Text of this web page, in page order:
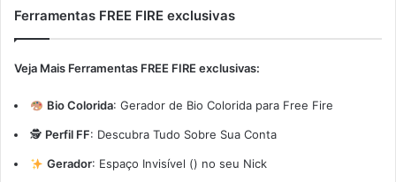
Ferramentas FREE FIRE exclusivas
Veja Mais Ferramentas FREE FIRE exclusivas:
Bio Colorida: Gerador de Bio Colorida para Free Fire
🕵️ Perfil FF: Descubra Tudo Sobre Sua Conta
Gerador: Espaço Invisível (ㅤ) no seu Nick